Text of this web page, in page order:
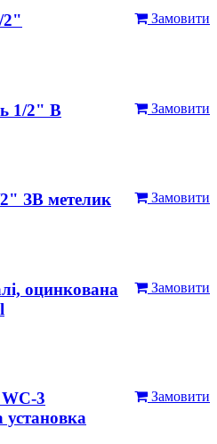
Замовити
2"
Замовити
1/2" В
Замовити
ЗВ метелик
Замовити
оцинкована
Замовити
3
установка